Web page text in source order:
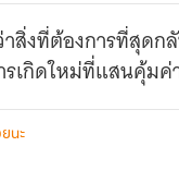
สิ่งที่ต้องการที่สุด
เกิดใหม่ที่แสนคุ้มค่
นะ